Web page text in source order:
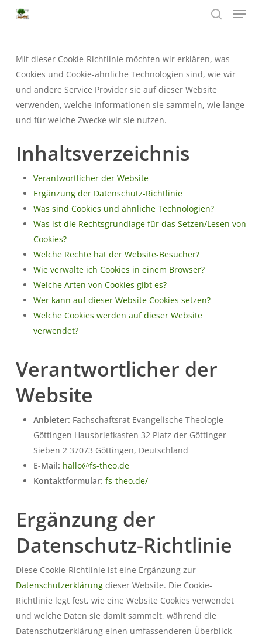
Menu
Mit dieser Cookie-Richtlinie möchten wir erklären, was
Cookies und Cookie-ähnliche Technologien sind, wie wir
und andere Service Provider sie auf dieser Website
verwenden, welche Informationen sie sammeln, wie lange
und für welche Zwecke wir sie nutzen.
Inhaltsverzeichnis
Verantwortlicher der Website
Ergänzung der Datenschutz-Richtlinie
Was sind Cookies und ähnliche Technologien?
Was ist die Rechtsgrundlage für das Setzen/Lesen von
Cookies?
Welche Rechte hat der Website-Besucher?
Wie verwalte ich Cookies in einem Browser?
Welche Arten von Cookies gibt es?
Wer kann auf dieser Website Cookies setzen?
Welche Cookies werden auf dieser Website
verwendet?
Verantwortlicher der
Website
Anbieter: Fachschaftsrat Evangelische Theologie
Göttingen Hausbriefkasten 32 Platz der Göttinger
Sieben 2 37073 Göttingen, Deutschland
E-Mail: hallo@fs-theo.de
Kontaktformular: fs-theo.de/
Ergänzung der
Datenschutz-Richtlinie
Diese Cookie-Richtlinie ist eine Ergänzung zur
Datenschutzerklärungdieser Website. Die Cookie-
Richtlinie legt fest, wie eine Website Cookies verwendet
und welche Daten sie damit sammelt, während die
Datenschutzerklärung einen umfassenderen Überblick